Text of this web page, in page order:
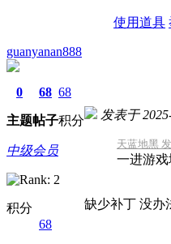
使用道具
guanyanan888
0
主题
68
帖子
68
积分
中级会员
积分
68
发表于
天蓝地黑
一进游
缺少补丁 没办